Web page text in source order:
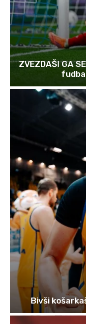
ZVEZDAŠI GA
Bivši